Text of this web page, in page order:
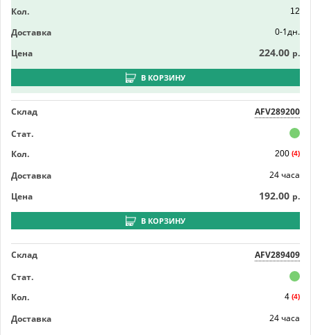
Кол.
12
Доставка
0-1дн.
Цена
224.00 р.
В КОРЗИНУ
Склад
AFV289200
Стат.
Кол.
200 (4)
Доставка
24 часа
Цена
192.00 р.
В КОРЗИНУ
Склад
AFV289409
Стат.
Кол.
4 (4)
Доставка
24 часа